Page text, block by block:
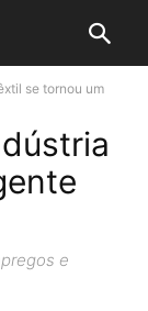
se tornou um
e